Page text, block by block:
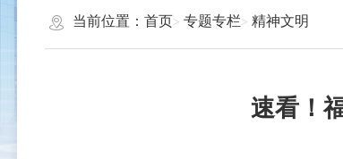
当前位置： 首页 专题专栏 精神文明
速看！